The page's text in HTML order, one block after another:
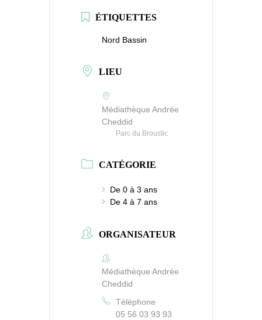
ÉTIQUETTES
Nord Bassin
LIEU
Médiathèque Andrée
Cheddid
Parc du Broustic
CATÉGORIE
De 0 à 3 ans
De 4 à 7 ans
ORGANISATEUR
Médiathèque Andrée
Cheddid
Téléphone
05 56 03 93 93